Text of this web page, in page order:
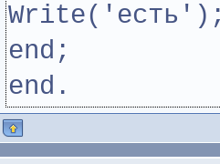
end;
end.